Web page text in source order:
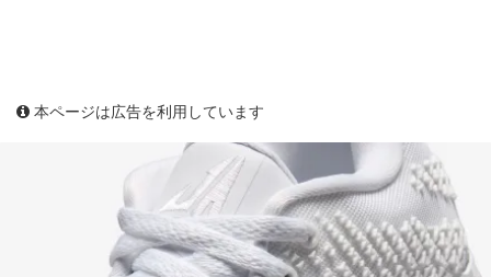
本ページは広告を利用しています